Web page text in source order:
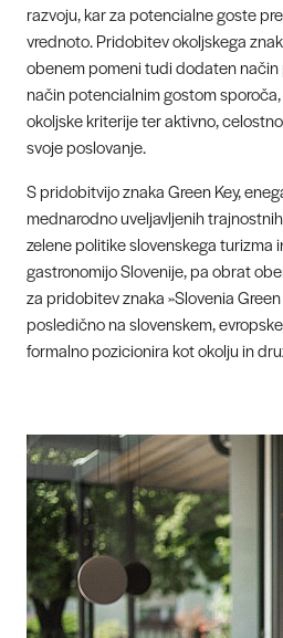
razvoju, kar za potencialne goste
vrednoto. Pridobitev okoljskega
obenem pomeni tudi dodaten način
način potencialnim gostom
okoljske kriterije ter aktivno,
svoje poslovanje.
S pridobitvijo znaka Green Key,
mednarodno uveljavljenih
zelene politike slovenskega turizma
gastronomijo Slovenije, pa obrat
za pridobitev znaka »Slovenia
posledično na slovenskem,
formalno pozicionira kot okolju in